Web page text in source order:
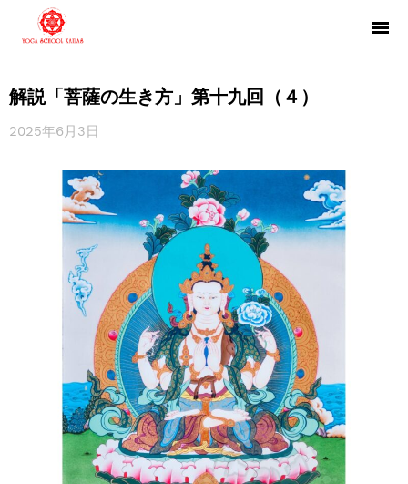
解説「菩薩の生き方」第十九回（４）
2025年6月3日